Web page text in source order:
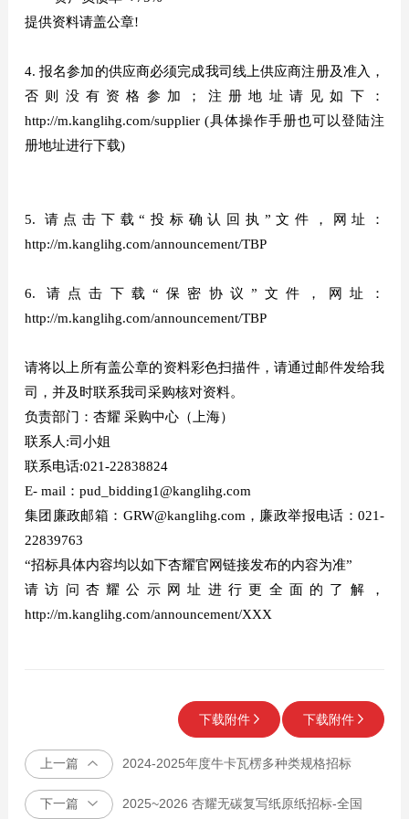
提供资料请盖公章!
4. 报名参加的供应商必须完成我司线上供应商注册及准入，
否则没有资格参加；注册地址请见如下：
http://m.kanglihg.com/supplier (具体操作手册也可以登陆注
册地址进行下载)
5. 请点击下载“投标确认回执”文件，网址：
http://m.kanglihg.com/announcement/TBP
6. 请点击下载“保密协议”文件，网址：
http://m.kanglihg.com/announcement/TBP
请将以上所有盖公章的资料彩色扫描件，请通过邮件发给我
司，并及时联系我司采购核对资料。
负责部门：杏耀 采购中心（上海）
联系人:司小姐
联系电话:021-22838824
E- mail：pud_bidding1@kanglihg.com
集团廉政邮箱：GRW@kanglihg.com，廉政举报电话：021-
22839763
“招标具体内容均以如下杏耀官网链接发布的内容为准”
请访问杏耀公示网址进行更全面的了解，
http://m.kanglihg.com/announcement/XXX
下载附件 下载附件
上一篇 2024-2025年度牛卡瓦楞多种类规格招标
下一篇 2025~2026 杏耀无碳复写纸原纸招标-全国